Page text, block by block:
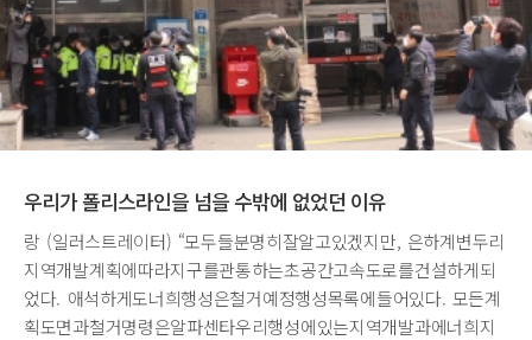
우리가 폴리스라인을 넘을 수밖에 없었던 이유
랑 (일러스트레이터) “모두들분명히잘알고있겠지만, 은하계변두리
지역개발계획에따라지구를관통하는초공간고속도로를건설하게되
었다. 애석하게도너희행성은철거예정행성목록에들어있다. 모든계
획도면과철거명령은알파센타우리행성에있는지역개발과에너희지